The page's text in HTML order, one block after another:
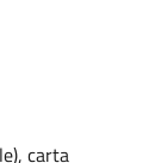
carta